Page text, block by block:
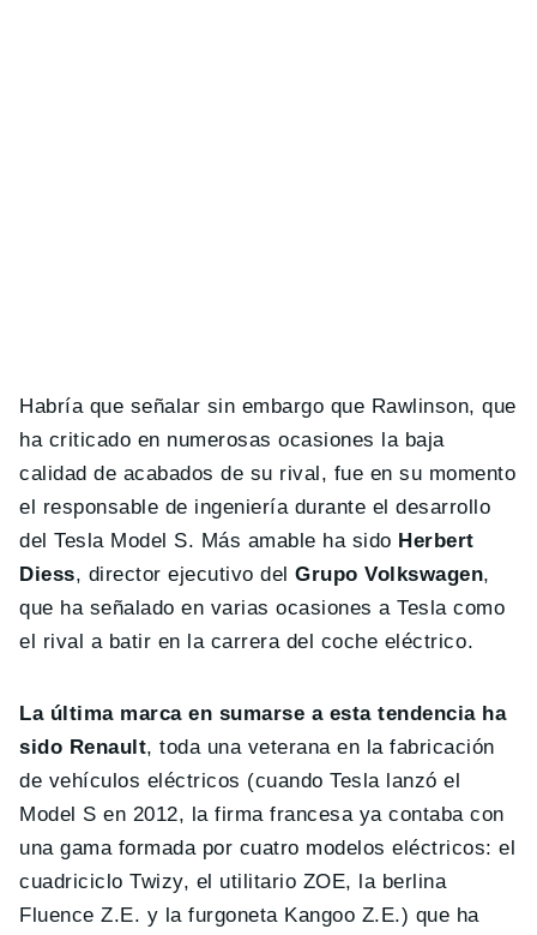
Habría que señalar sin embargo que Rawlinson, que
ha criticado en numerosas ocasiones la baja
calidad de acabados de su rival, fue en su momento
el responsable de ingeniería durante el desarrollo
del Tesla Model S. Más amable ha sido Herbert
Diess, director ejecutivo delGrupo Volkswagen,
que ha señalado en varias ocasiones a Tesla como
el rival a batir en la carrera del coche eléctrico.
La última marca en sumarse a esta tendencia ha
sido Renault, toda una veterana en la fabricación
de vehículos eléctricos (cuando Tesla lanzó el
Model S en 2012, la firma francesa ya contaba con
una gama formada por cuatro modelos eléctricos: el
cuadriciclo Twizy, el utilitario ZOE, la berlina
Fluence Z.E. y la furgoneta Kangoo Z.E.) que ha